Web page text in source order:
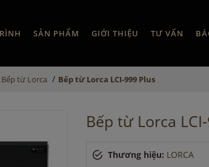
SẢN PHẨM GIỚI THIỆU TƯ VẤN
Bếp từ Lorca / Bếp từ Lorca LCI-999 Plus
Bếp từ Lorca
Thương hiệu: LORCA